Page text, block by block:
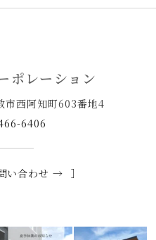
ポレーション
市西阿知町603番地4
6406
い合わせ →